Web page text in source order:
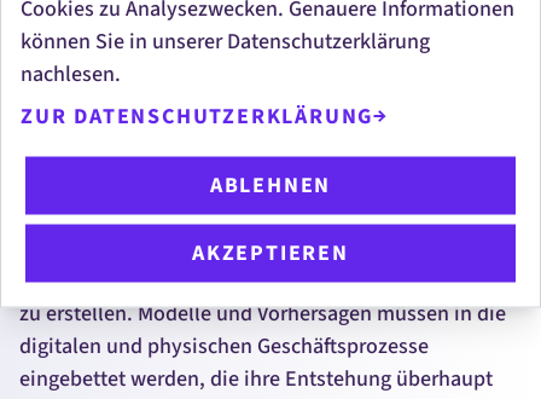
Cookies zu Analysezwecken. Genauere Informationen
können Sie in unserer Datenschutzerklärung
nachlesen.
ZUR DATENSCHUTZERKLÄRUNG
ABLEHNEN
AKZEPTIEREN
indem Sie Daten aus verschiedenen CRM- und
Support-Tools
Market-Intelligence
Kunden kombinieren? Oder möchte Ihr Marketing
wissen, wie oft ein Kunde eine bestimmte
Funktionalität eines IoT-Geräts in einem bestimmten
Kontext nutzt?
Meistens reicht es nicht aus, einfach nur ein KI-Modell
zu erstellen. Modelle und Vorhersagen müssen in die
digitalen und physischen Geschäftsprozesse
eingebettet werden, die ihre Entstehung überhaupt